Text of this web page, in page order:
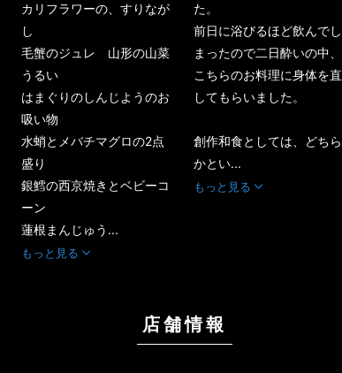
カリフラワーの、すりなが
し
毛蟹のジュレ 山形の山菜
うるい
はまぐりのしんじようのお
吸い物
水蛸とメバチマグロの2点
盛り
銀鱈の西京焼きとベビーコ
ーン
蓮根まんじゅう...
もっと見る
た。
前日に浴びるほど飲んでし
まったので二日酔いの中、
こちらのお料理に身体を直
してもらいました。
創作和食としては、どちら
かとい...
もっと見る
店舗情報